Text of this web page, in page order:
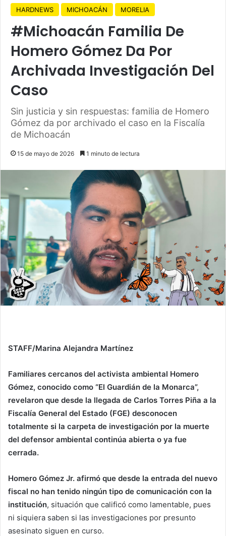
HARDNEWS MICHOACÁN MORELIA
#Michoacán Familia De
Homero Gómez Da Por
Archivada Investigación Del
Caso
Sin justicia y sin respuestas: familia de Homero
Gómez da por archivado el caso en la Fiscalía
de Michoacán
15 de mayo de 2026 1 minuto de lectura
STAFF/Marina Alejandra Martínez
Familiares cercanos del activista ambiental Homero
Gómez, conocido como “El Guardián de la Monarca”,
revelaron que desde la llegada de Carlos Torres Piña a la
Fiscalía General del Estado (FGE) desconocen
totalmente si la carpeta de investigación por la muerte
del defensor ambiental continúa abierta o ya fue
cerrada.
Homero Gómez Jr. afirmó que desde la entrada del nuevo
fiscal no han tenido ningún tipo de comunicación con la
institución, situación que calificó como lamentable, pues
ni siquiera saben si las investigaciones por presunto
asesinato siguen en curso.